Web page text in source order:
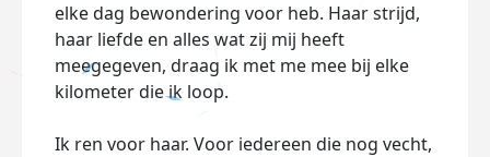
elke dag bewondering voor heb. Haar strijd,
haar liefde en alles wat zij mij heeft
meegegeven, draag ik met me mee bij elke
kilometer die ik loop.
Ik ren voor haar. Voor iedereen die nog vecht,